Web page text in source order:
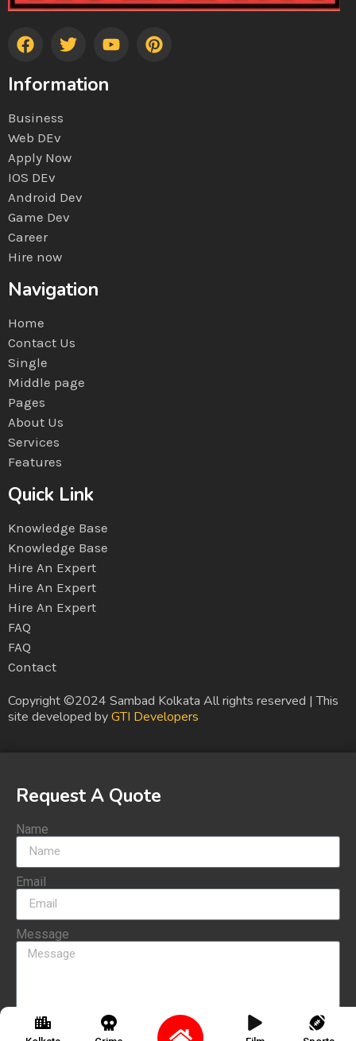
Information
Business
Web DEv
Apply Now
IOS DEv
Android Dev
Game Dev
Career
Hire now
Navigation
Home
Contact Us
Single
Middle page
Pages
About Us
Services
Features
Quick Link
Knowledge Base
Knowledge Base
Hire An Expert
Hire An Expert
Hire An Expert
FAQ
FAQ
Contact
Copyright ©2024 Sambad Kolkata All rights reserved | This
site developed byGTI Developers
Request A Quote
Name
Email
Message